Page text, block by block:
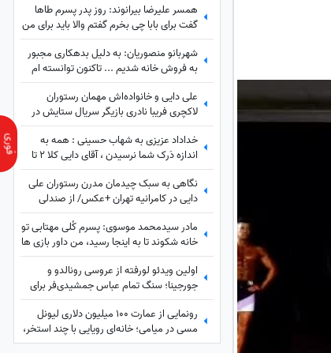
همسر علیرضا بیرانوند: روز پدر پسرم طاها
گفت برای بابا چی بخرم گفتم والا باید برای من
بخری هم پدرم هم مادر/ به افتخار شیرزن
های ایرانی👌+فیلم
شهربانو منصوریان: به دلیل بدهکاری مجبور
به فروش خانه شدیم ... تاکنون توانسته ام
تنها یک خانه و یک خودرو پراید داشته باشم!
علی دایی و خانواده‌اش مهمان رستوران
لاکچری فریبا نادری بازیگر سریال ستایش در
تهران/ عروس حشمت فردوس: قدم روی
چشم ما گذاشتید
خداداد عزیزی به شهاب حسینی : همه به
اندازه دَرک شما نرسیدن ، آقای دایی کلا 2 تا
پاس در طول بازی فوتبالش داد اونم پشت به
دروازه بود از پاش در رفت
نگاهی به سبک چیدمان مدرن رستوران علی
دایی در کامرانیه تهران +عکس/ از صندلی
های بنفش و گیاهان تا سقف شیشه ای و پرده
های ساده
مادر سیدمحمد موسوی: پسرم کُلی مهتابی تو
خانه شکوند تا به اینجا رسید، من داور بازی ها
بودم، یک تور وسط هال خانه می‌زدند و...
اولین ویدئو لورفته از عروسی رونالدو و
جورجینا؛ سنگ تمام عباس جمشیدی‌فر برای
جشن نوستالژیک ستاره فوتبال!
رونمایی از عمارت 100 میلیون دلاری لیونل
مسی در میامی؛ خانه‌ای رویایی با چند استخر،
سینمای خانگی و گاراژ بزرگ!